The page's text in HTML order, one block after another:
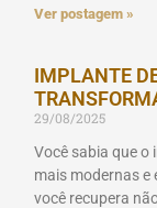
Ver postagem »
IMPLANTE
29/08/2025
Você sabia que o
mais modernas e
você recupera